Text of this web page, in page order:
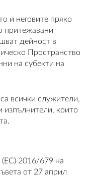
и неговите пряко
притежавани
дейност в
Пространство
на субекти на
всички служители,
изпълнители, които
(ЕС) 2016/679 на
от 27 април